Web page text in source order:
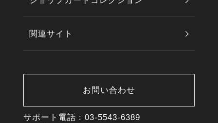
関連サイト
お問い合わせ
サポート電話 : 03-5543-6389